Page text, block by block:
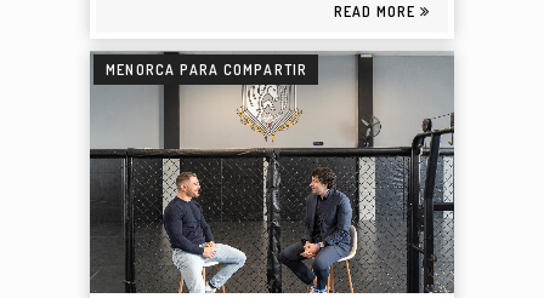
READ MORE
MENORCA PARA COMPARTIR